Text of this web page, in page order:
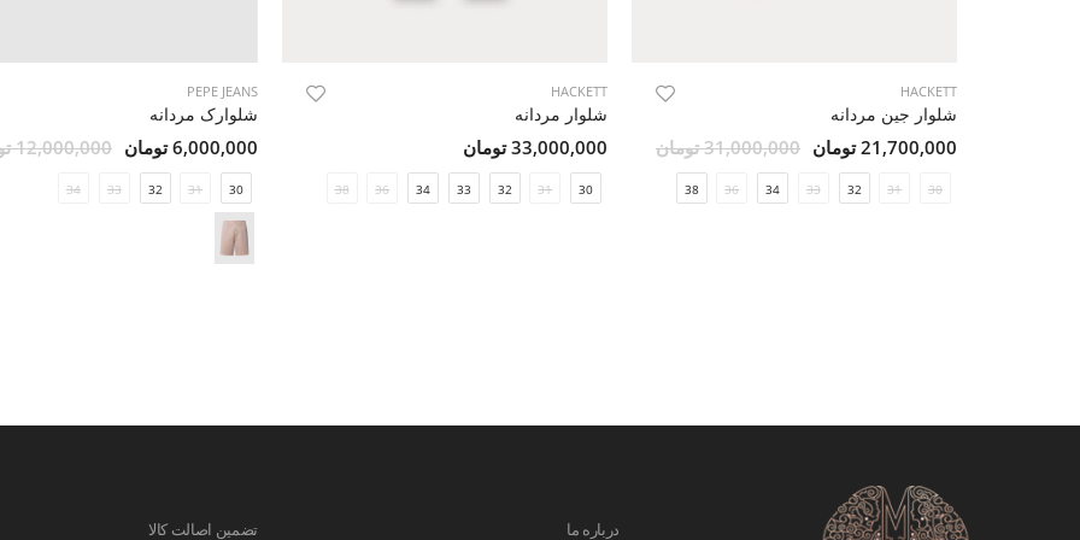
HACKETT
شلوار جین مردانه
21,700,000 تومان 31,000,000 تومان
30
31
32
33
34
36
38
HACKETT
شلوار مردانه
33,000,000 تومان
30
31
32
33
34
36
38
PEPE JEANS
شلوارک مردانه
6,000,000 تومان 12,000,000 تومان
30
31
32
33
34
درباره ما تضمین اصالت کالا